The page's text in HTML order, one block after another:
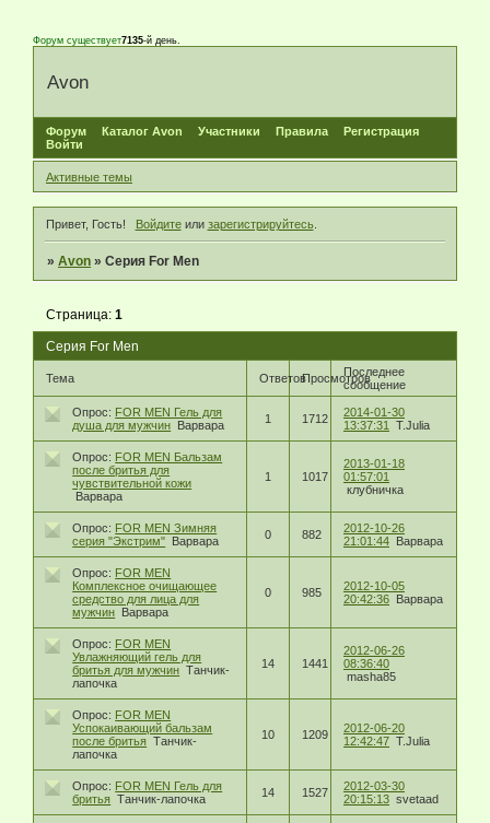
Форум существует7135-й день.
Avon
Форум Каталог Avon Участники Правила
Регистрация
Войти
Активные темы
Привет, Гость! Войдитеили зарегистрируйтесь.
»Avon »Серия For Men
Серия For Men
Страница:1
Тема ОтветовПросмотровПоследнее
сообщение
Опрос: FOR MEN Гель для
душа для мужчин Варвара 1 1712
2014-01-30
13:37:31
T.Julia
Опрос: FOR MEN Бальзам
после бритья для
чувствительной кожи
Варвара
1 1017
2013-01-18
01:57:01
клубничка
Опрос: FOR MEN Зимняя
серия "Экстрим" Варвара 0 882
2012-10-26
21:01:44 Варвара
Опрос: FOR MEN
Комплексное очищающее
средство для лица для
мужчин Варвара
0 985
2012-10-05
20:42:36 Варвара
Опрос: FOR MEN
Увлажняющий гель для
бритья для мужчин Танчик-
лапочка
14 1441
2012-06-26
08:36:40
masha85
Опрос: FOR MEN
Успокаивающий бальзам
после бритья Танчик-
лапочка
10 1209
2012-06-20
12:42:47 T.Julia
Опрос: FOR MEN Гель для
бритья Танчик-лапочка 14 1527
2012-03-30
20:15:13 svetaad